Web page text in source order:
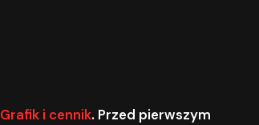
Grafik i cennik. Przed pierwszym